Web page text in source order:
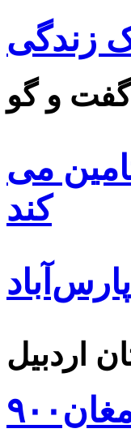
زندگی
گفت و گو
تامین می
کند
۹۰۰هزار اصله نهال توسط ایستگاه بذر و نهال مغان